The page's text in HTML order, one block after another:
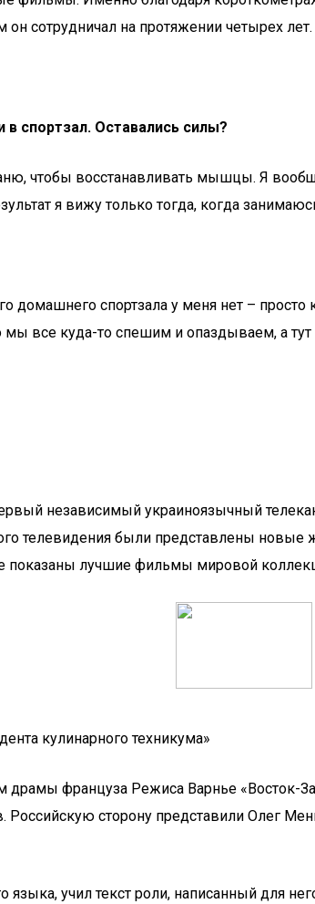
он сотрудничал на протяжении четырех лет.
в спортзал. Оставались силы?
чтобы восстанавливать мышцы. Я
я вижу только тогда, когда
домашнего спортзала у меня нет –
все куда-то спешим и опаздываем, а
независимый украиноязычный
телевидения были представлены
лучшие фильмы мировой
кулинарного техникума»
француза Режиса Варнье «Восток-
Российскую сторону представили Олег
учил текст роли, написанный для